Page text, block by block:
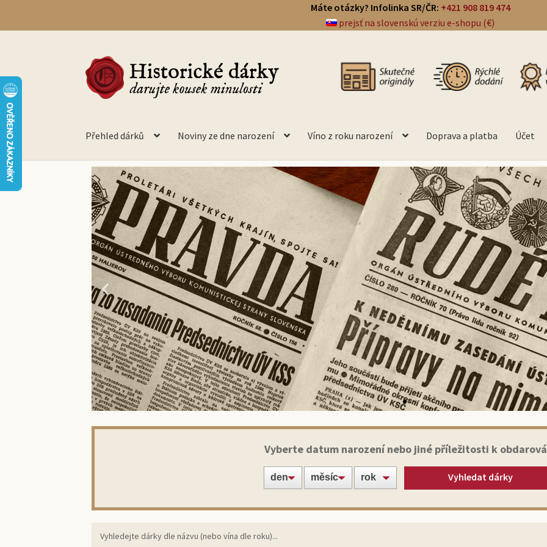
Máte otázky? Infolinka SR/ČR: +421 908 819 474
prejsť na slovenskú verziu e-shopu (€)
Přehled dárků Noviny ze dne narození Víno z roku narození Doprava a platba Účet
Historické noviny
Překvapte své blízké nebo známé jedinečným dárkem:
Vyberte datum narození nebo jiné příležitosti k
Vyhledat dárky